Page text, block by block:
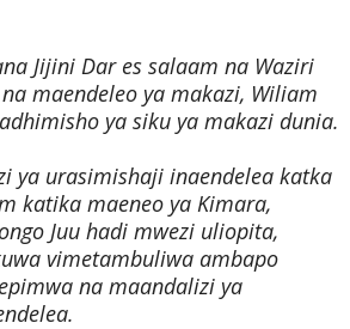
Jijini Dar es salaam na Waziri
maendeleo ya makazi, Wiliam
ya siku ya makazi dunia.
ya urasimishaji inaendelea katka
katika maeneo ya Kimara,
Juu hadi mwezi uliopita,
vimetambuliwa ambapo
na maandalizi ya